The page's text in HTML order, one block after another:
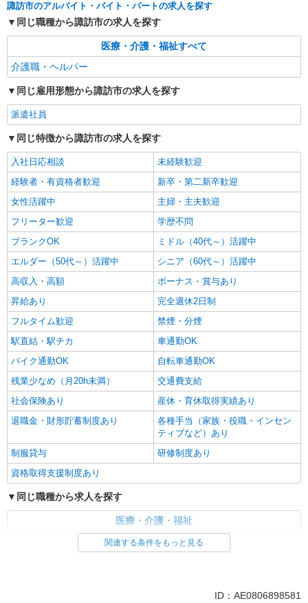
諏訪市のアルバイト・バイト・パートの求人を探す
同じ職種から諏訪市の求人を探す
医療・介護・福祉すべて
介護職・ヘルパー
同じ雇用形態から諏訪市の求人を探す
派遣社員
同じ特徴から諏訪市の求人を探す
入社日応相談
未経験歓迎
経験者・有資格者歓迎
新卒・第二新卒歓迎
女性活躍中
主婦・主夫歓迎
フリーター歓迎
学歴不問
ブランクOK
ミドル（40代～）活躍中
エルダー（50代～）活躍中
シニア（60代～）活躍中
高収入・高額
ボーナス・賞与あり
昇給あり
完全週休2日制
フルタイム歓迎
禁煙・分煙
駅直結・駅チカ
車通勤OK
バイク通勤OK
自転車通勤OK
残業少なめ（月20h未満）
交通費支給
社会保険あり
産休・育休取得実績あり
退職金・財形貯蓄制度あり
各種手当（家族・役職・インセン
ティブなど）あり
制服貸与
研修制度あり
資格取得支援制度あり
同じ職種から求人を探す
医療・介護・福祉
関連する条件をもっと見る
ID：AE0806898581